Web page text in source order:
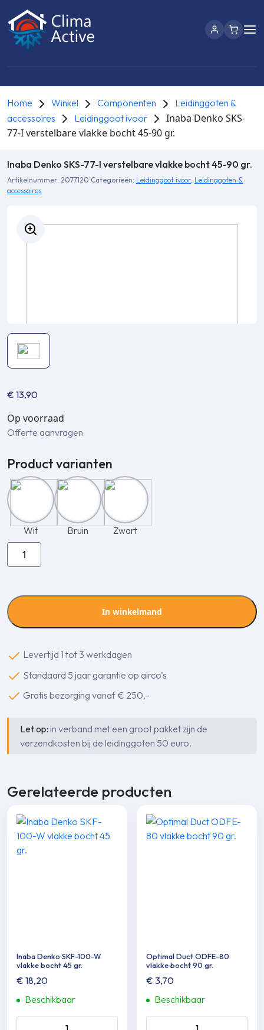
Home Winkel Componenten
Leidinggoten &
accessoires
Leidinggoot ivoor
Inaba Denko SKS-
77-I verstelbare vlakke bocht 45-90 gr.
Inaba Denko SKS-77-I verstelbare vlakke bocht 45-90 gr.
Artikelnummer: 2077120 Categorieën: Leidinggoot ivoor, Leidinggoten &
accessoires
€ 13,90
Op voorraad
Offerte aanvragen
Product varianten
Wit Bruin
Zwart
Inaba
Denko
I
verstelbare
45-
90
In winkelmand
Levertijd 1 tot 3 werkdagen
Standaard 5 jaar garantie op airco's
Gratis bezorging vanaf € 250,-
Let op: in verband met een groot pakket zijn de
verzendkosten bij de leidinggoten 50 euro.
Gerelateerde producten
Inaba Denko SKF-100-W
vlakke bocht 45 gr.
€ 18,20
Beschikbaar
Optimal Duct ODFE-80
vlakke bocht 90 gr.
€ 3,70
Beschikbaar